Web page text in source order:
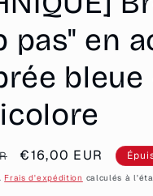
pas" en
bleue
Prix
promotionnel
€16,00 EUR
Frais d'expédition calculés à